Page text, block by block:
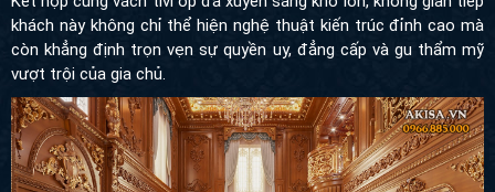
vượt trội của gia chủ.